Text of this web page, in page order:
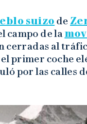
suizo de
campo de la
cerradas al
primer coche
por las calles